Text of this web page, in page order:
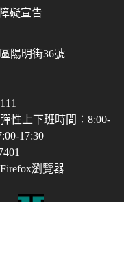
礙宣告
陽明街36號
性上下班時間：8:00-
17:30
瀏覽器